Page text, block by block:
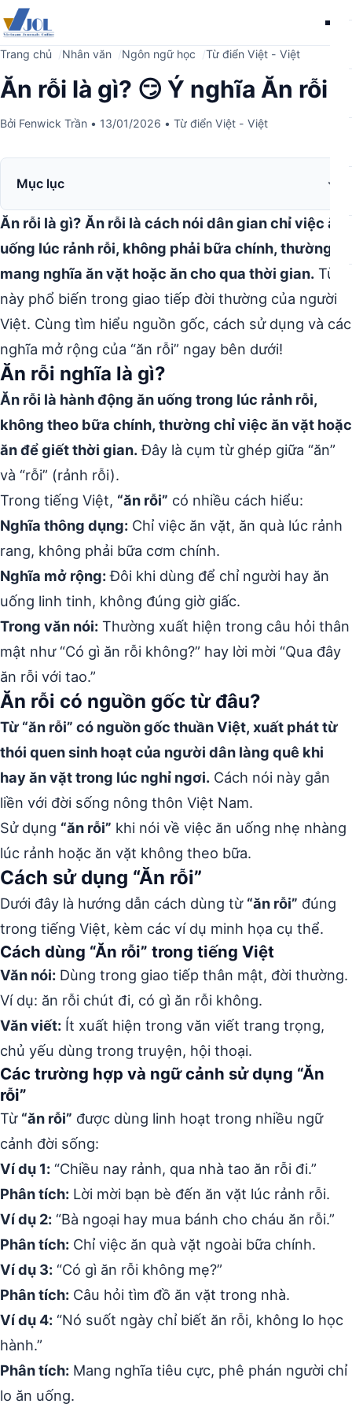
Trang chủ Nhân văn Ngôn ngữ học Từ điển Việt - Việt
Ăn rỗi là gì? 😏 Ý nghĩa Ăn rỗi
Bởi Fenwick Trần • 13/01/2026 • Từ điển Việt - Việt
Mục lục
Ăn rỗi là gì? Ăn rỗi là cách nói dân gian chỉ việc ăn
uống lúc rảnh rỗi, không phải bữa chính, thường
mang nghĩa ăn vặt hoặc ăn cho qua thời gian. Từ
này phổ biến trong giao tiếp đời thường của người
Việt. Cùng tìm hiểu nguồn gốc, cách sử dụng và các
nghĩa mở rộng của “ăn rỗi” ngay bên dưới!
Ăn rỗi nghĩa là gì?
Ăn rỗi là hành động ăn uống trong lúc rảnh rỗi,
không theo bữa chính, thường chỉ việc ăn vặt hoặc
ăn để giết thời gian.Đây là cụm từ ghép giữa “ăn”
và “rỗi” (rảnh rỗi).
Trong tiếng Việt, “ăn rỗi” có nhiều cách hiểu:
Nghĩa thông dụng: Chỉ việc ăn vặt, ăn quà lúc rảnh
rang, không phải bữa cơm chính.
Nghĩa mở rộng:Đôi khi dùng để chỉ người hay ăn
uống linh tinh, không đúng giờ giấc.
Trong văn nói: Thường xuất hiện trong câu hỏi thân
mật như “Có gì ăn rỗi không?” hay lời mời “Qua đây
ăn rỗi với tao.”
Ăn rỗi có nguồn gốc từ đâu?
Từ “ăn rỗi” có nguồn gốc thuần Việt, xuất phát từ
thói quen sinh hoạt của người dân làng quê khi
hay ăn vặt trong lúc nghỉ ngơi. Cách nói này gắn
liền với đời sống nông thôn Việt Nam.
Sử dụng “ăn rỗi” khi nói về việc ăn uống nhẹ nhàng
lúc rảnh hoặc ăn vặt không theo bữa.
Cách sử dụng “Ăn rỗi”
Dưới đây là hướng dẫn cách dùng từ “ăn rỗi” đúng
trong tiếng Việt, kèm các ví dụ minh họa cụ thể.
Cách dùng “Ăn rỗi” trong tiếng Việt
Văn nói: Dùng trong giao tiếp thân mật, đời thường.
Ví dụ: ăn rỗi chút đi, có gì ăn rỗi không.
Văn viết: Ít xuất hiện trong văn viết trang trọng,
chủ yếu dùng trong truyện, hội thoại.
Các trường hợp và ngữ cảnh sử dụng “Ăn
rỗi”
Từ “ăn rỗi” được dùng linh hoạt trong nhiều ngữ
cảnh đời sống:
Ví dụ 1: “Chiều nay rảnh, qua nhà tao ăn rỗi đi.”
Phân tích: Lời mời bạn bè đến ăn vặt lúc rảnh rỗi.
Ví dụ 2: “Bà ngoại hay mua bánh cho cháu ăn rỗi.”
Phân tích: Chỉ việc ăn quà vặt ngoài bữa chính.
Ví dụ 3: “Có gì ăn rỗi không mẹ?”
Phân tích: Câu hỏi tìm đồ ăn vặt trong nhà.
Ví dụ 4: “Nó suốt ngày chỉ biết ăn rỗi, không lo học
hành.”
Phân tích: Mang nghĩa tiêu cực, phê phán người chỉ
lo ăn uống.